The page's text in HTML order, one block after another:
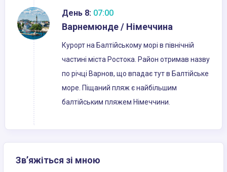
День 8: 07:00
Варнемюнде / Німеччина
Курорт на Балтійському морі в північній
частині міста Ростока. Район отримав назву
по річці Варнов, що впадає тут в Балтійське
море. Піщаний пляж є найбільшим
балтійським пляжем Німеччини.
Зв’яжіться зі мною